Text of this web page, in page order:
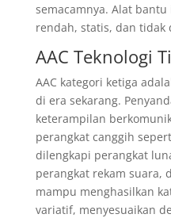
semacamnya. Alat
rendah, statis, dan
AAC Teknologi
AAC kategori ketiga
di era sekarang.
keterampilan
perangkat canggih
dilengkapi perangkat
perangkat rekam suara,
mampu menghasilkan
variatif, menyesuaikan